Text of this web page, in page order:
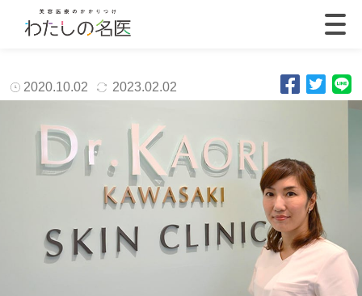
2020.10.02 2023.02.02